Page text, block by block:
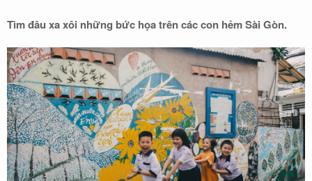
Tìm đâu xa xôi những bức họa trên các con hẻm Sài Gòn.